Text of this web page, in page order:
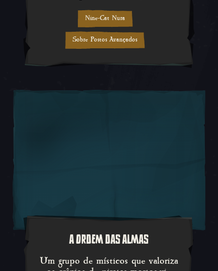
Nine-Cat Nura
Sobre Postos Avançados
A ORDEM DAS ALMAS
Um grupo de místicos que valoriza
Um grupo de místicos que